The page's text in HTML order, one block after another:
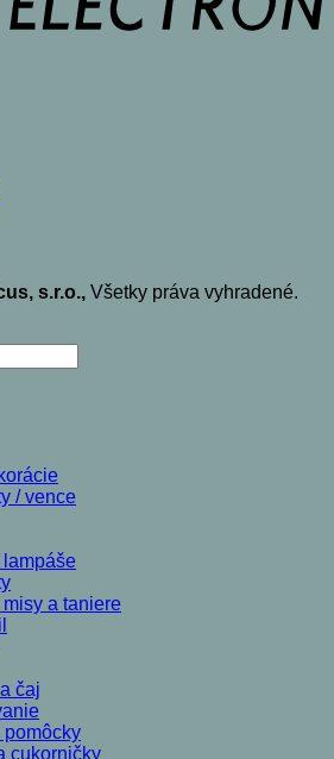
s.r.o., Všetky práva vyhradené.
/ vence
a taniere
čaj
pomôcky
cukorničky